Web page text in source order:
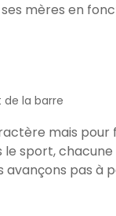
mères en
la barre
mais pour
sport,
avançons pas à